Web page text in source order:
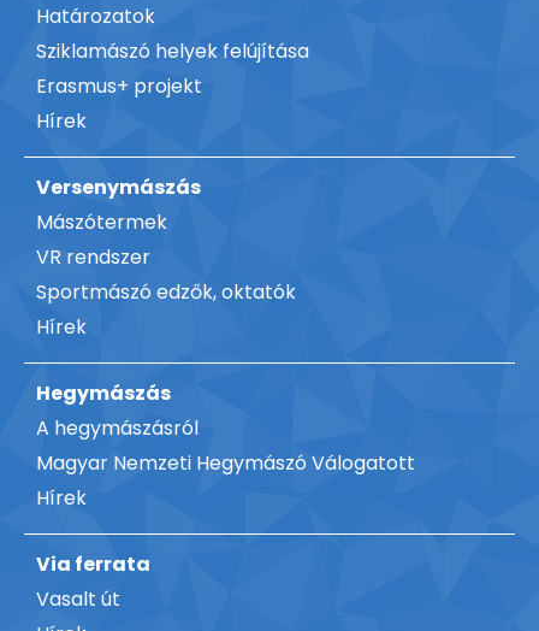
Határozatok
Sziklamászó helyek felújítása
Erasmus+ projekt
Hírek
Versenymászás
Mászótermek
VR rendszer
Sportmászó edzők, oktatók
Hírek
Hegymászás
A hegymászásról
Magyar Nemzeti Hegymászó Válogatott
Hírek
Via ferrata
Vasalt út